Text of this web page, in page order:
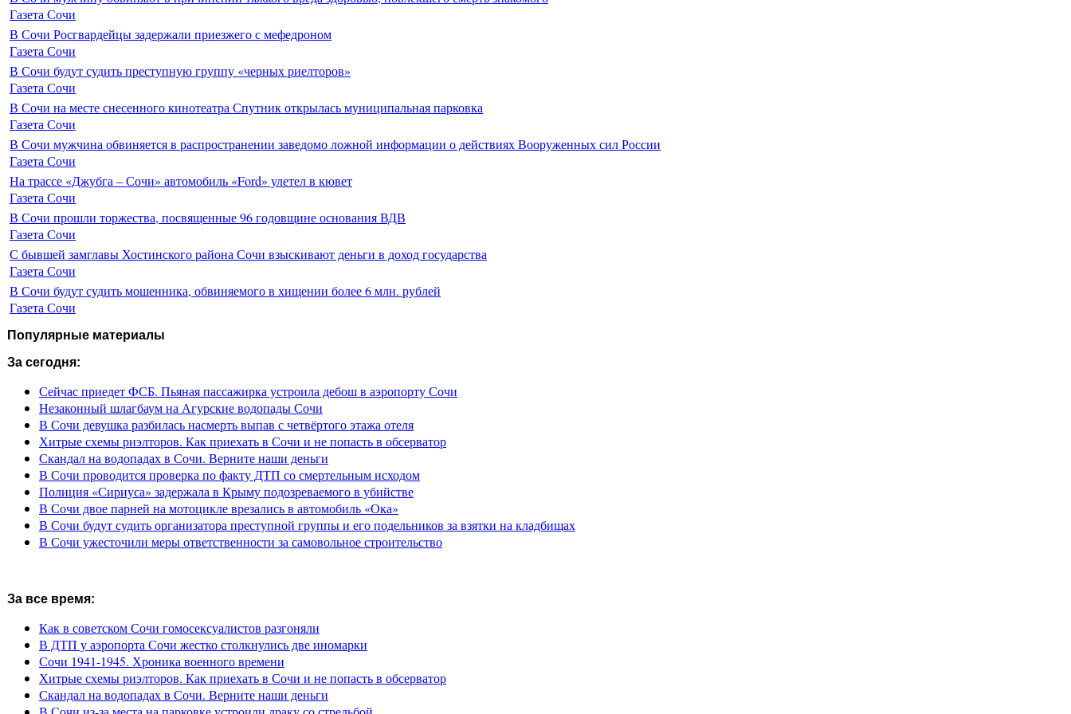
Газета Сочи
В Сочи Росгвардейцы задержали приезжего с мефедроном
Газета Сочи
В Сочи будут судить преступную группу «черных риелторов»
Газета Сочи
В Сочи на месте снесенного кинотеатра Спутник открылась муниципальная парковка
Газета Сочи
В Сочи мужчина обвиняется в распространении заведомо ложной информации о действиях Вооруженных сил России
Газета Сочи
На трассе «Джубга – Сочи» автомобиль «Ford» улетел в кювет
Газета Сочи
В Сочи прошли торжества, посвященные 96 годовщине основания ВДВ
Газета Сочи
С бывшей замглавы Хостинского района Сочи взыскивают деньги в доход государства
Газета Сочи
В Сочи будут судить мошенника, обвиняемого в хищении более 6 млн. рублей
Газета Сочи
Популярные материалы
За сегодня:
Сейчас приедет ФСБ. Пьяная пассажирка устроила дебош в аэропорту Сочи
Незаконный шлагбаум на Агурские водопады Сочи
В Сочи девушка разбилась насмерть выпав с четвёртого этажа отеля
Хитрые схемы риэлторов. Как приехать в Сочи и не попасть в обсерватор
Скандал на водопадах в Сочи. Верните наши деньги
В Сочи проводится проверка по факту ДТП со смертельным исходом
Полиция «Сириуса» задержала в Крыму подозреваемого в убийстве
В Сочи двое парней на мотоцикле врезались в автомобиль «Ока»
В Сочи будут судить организатора преступной группы и его подельников за взятки на кладбищах
В Сочи ужесточили меры ответственности за самовольное строительство
За все время:
Как в советском Сочи гомосексуалистов разгоняли
В ДТП у аэропорта Сочи жестко столкнулись две иномарки
Сочи 1941-1945. Хроника военного времени
Хитрые схемы риэлторов. Как приехать в Сочи и не попасть в обсерватор
Скандал на водопадах в Сочи. Верните наши деньги